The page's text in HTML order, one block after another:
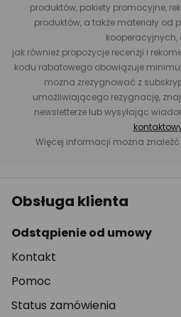
produktów, pakiety promocyjne,
produktów, a także materiały od
kooperacyjnych,
jak również propozycje recenzji i
kodu rabatowego obowiązuje
można zrezygnować z
umożliwiającego rezygnację,
newsletterze lub wysyłając
Więcej informacji można znaleźć
Obsługa klienta
Odstąpienie od umowy
Kontakt
Pomoc
Status zamówienia